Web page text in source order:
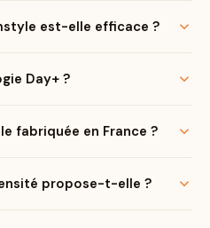
est-elle efficace ?
Day+ ?
fabriquée en France ?
propose-t-elle ?